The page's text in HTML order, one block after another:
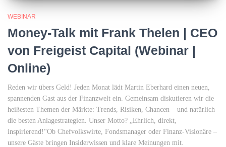
WEBINAR
Money-Talk mit Frank Thelen | CEO
von Freigeist Capital (Webinar |
Online)
Reden wir übers Geld! Jeden Monat lädt Martin Eberhard einen neuen,
spannenden Gast aus der Finanzwelt ein. Gemeinsam diskutieren wir die
heißesten Themen der Märkte: Trends, Risiken, Chancen – und natürlich
die besten Anlagestrategien. Unser Motto? „Ehrlich, direkt,
inspirierend!“Ob Chefvolkswirte, Fondsmanager oder Finanz-Visionäre –
unsere Gäste bringen Insiderwissen und klare Meinungen mit.